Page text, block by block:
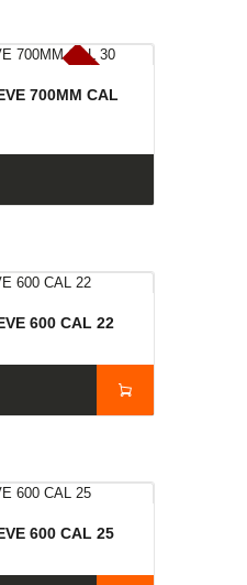
E
x
is
t
e
n
c
ia
s
a
g
o
t
a
d
a
s
700MM CAL
600 CAL 22
600 CAL 25